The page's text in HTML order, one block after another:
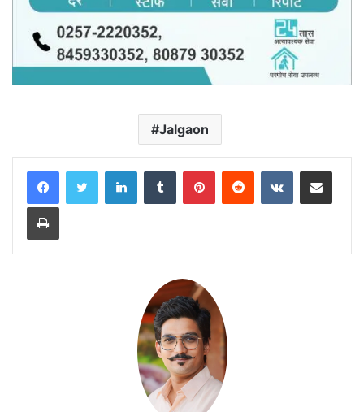
Jalgaon
LinkedInTumblr PinterestReddit VKontakteShare via Email
Print